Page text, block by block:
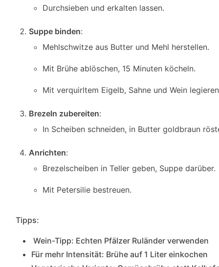
Durchsieben und erkalten lassen.
Suppe binden:
Mehlschwitze aus Butter und Mehl herstellen.
Mit Brühe ablöschen, 15 Minuten köcheln.
Mit verquirltem Eigelb, Sahne und Wein
Brezeln zubereiten:
In Scheiben schneiden, in Butter goldbraun
Anrichten:
Brezelscheiben in Teller geben, Suppe darüber.
Mit Petersilie bestreuen.
Tipps:
Wein-Tipp: Echten Pfälzer Ruländer verwenden
Für mehr Intensität: Brühe auf 1 Liter einkochen